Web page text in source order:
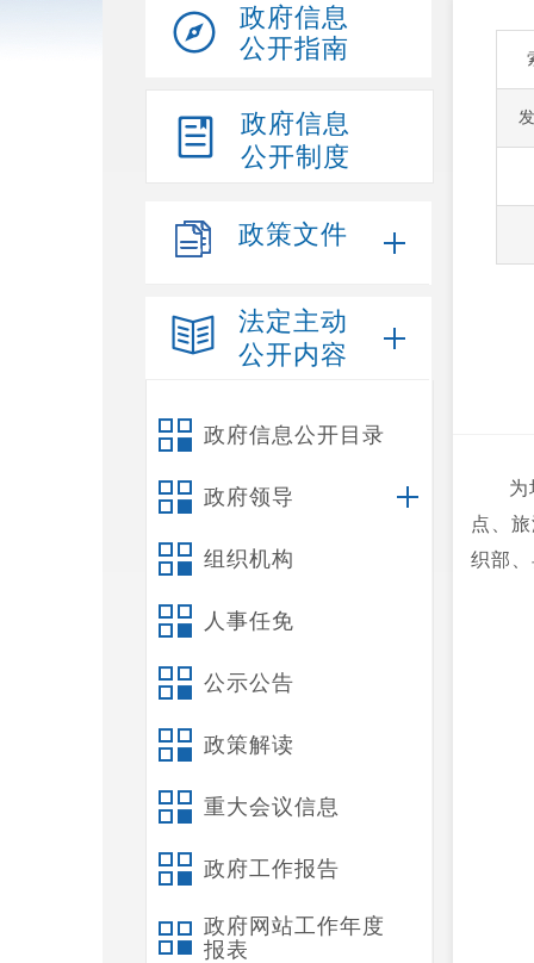
政府信息
公开指南
政府信息
公开制度
政策文件
法定主动
公开内容
政府信息公开目录
政府领导
组织机构
人事任免
公示公告
政策解读
重大会议信息
政府工作报告
政府网站工作年度
报表
为
点、
织部